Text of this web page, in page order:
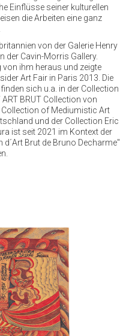
Einflüsse seiner kulturellen
die Arbeiten eine ganz
von der Galerie Henry
der Cavin-Morris Gallery.
ihm heraus und zeigte
Art Fair in Paris 2013. Die
sich u.a. in der Collection
BRUT Collection von
of Mediumistic Art
und der Collection Eric
ist seit 2021 im Kontext der
Brut de Bruno Decharme"